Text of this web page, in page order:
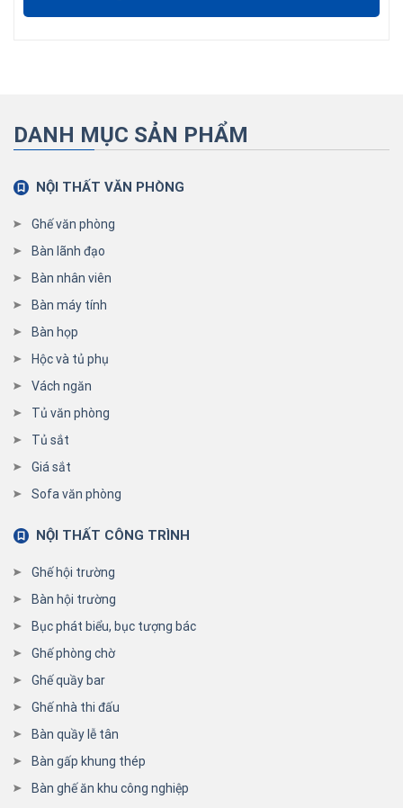
DANH MỤC SẢN PHẨM
NỘI THẤT VĂN PHÒNG
Ghế văn phòng
Bàn lãnh đạo
Bàn nhân viên
Bàn máy tính
Bàn họp
Hộc và tủ phụ
Vách ngăn
Tủ văn phòng
Tủ sắt
Giá sắt
Sofa văn phòng
NỘI THẤT CÔNG TRÌNH
Ghế hội trường
Bàn hội trường
Bục phát biểu, bục tượng bác
Ghế phòng chờ
Ghế quầy bar
Ghế nhà thi đấu
Bàn quầy lễ tân
Bàn gấp khung thép
Bàn ghế ăn khu công nghiệp